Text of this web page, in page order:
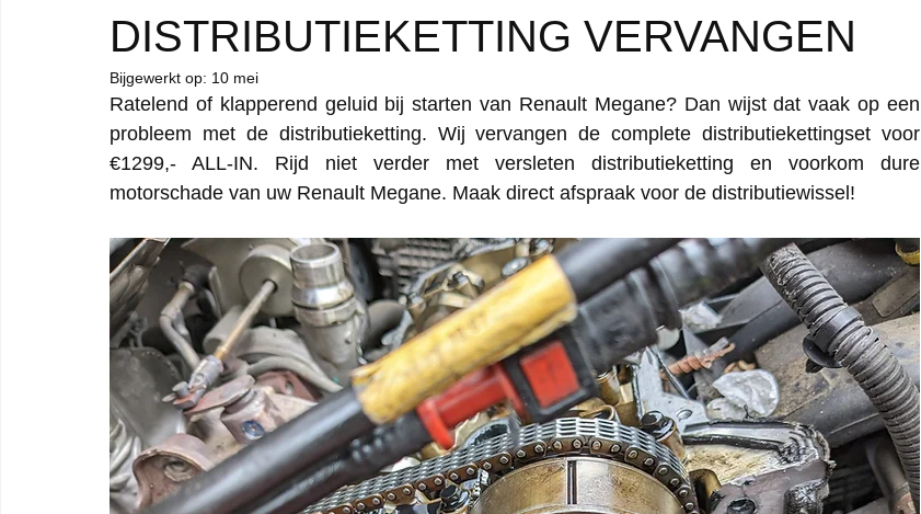
DISTRIBUTIEKETTING VERVANGEN
Bijgewerkt op: 10 mei
Ratelend of klapperend geluid bij starten van Renault Megane? Dan wijst dat vaak op een
probleem met de distributieketting. Wij vervangen de complete distributiekettingset voor
€1299,- ALL-IN. Rijd niet verder met versleten distributieketting en voorkom dure
motorschade van uw Renault Megane. Maak direct afspraak voor de distributiewissel!